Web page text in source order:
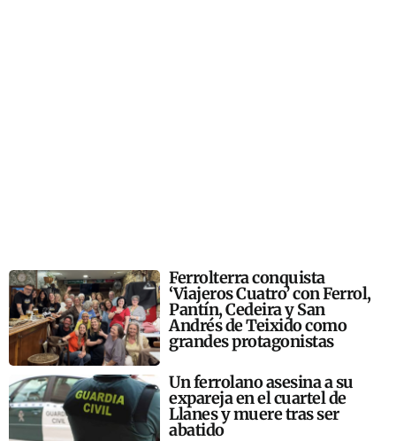
Ferrolterra conquista
‘Viajeros Cuatro’ con Ferrol,
Pantín, Cedeira y San
Andrés de Teixido como
grandes protagonistas
Un ferrolano asesina a su
expareja en el cuartel de
Llanes y muere tras ser
abatido